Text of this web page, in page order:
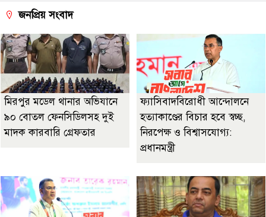
জনপ্রিয় সংবাদ
মিরপুর মডেল থানার অভিযানে
৯০ বোতল ফেনসিডিলসহ দুই
মাদক কারবারি গ্রেফতার
ফ্যাসিবাদবিরোধী আন্দোলনে
হত্যাকাণ্ডের বিচার হবে স্বচ্ছ,
নিরপেক্ষ ও বিশ্বাসযোগ্য:
প্রধানমন্ত্রী